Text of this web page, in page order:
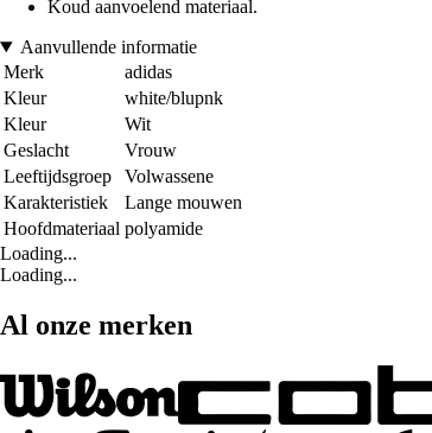
Koud aanvoelend materiaal.
Aanvullende informatie
Merk
adidas
Kleur
white/blupnk
Kleur
Wit
Geslacht
Vrouw
Leeftijdsgroep
Volwassene
Karakteristiek
Lange mouwen
Hoofdmateriaal polyamide
Loading...
Loading...
Al onze merken